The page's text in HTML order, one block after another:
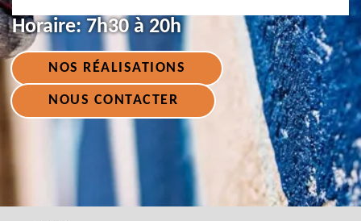
Horaire: 7h30 à 20h
NOS RÉALISATIONS
NOUS CONTACTER